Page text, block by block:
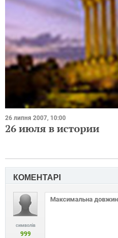
26 липня 2007, 10:00
26 июля в истории
КОМЕНТАРІ
символів
999